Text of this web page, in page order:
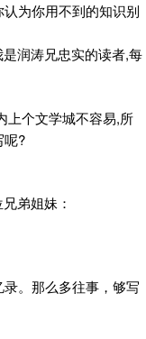
为你用不到的知识别
润涛兄忠实的读者,每
上个文学城不容易,所
呢?
弟姐妹：
。那么多往事，够写